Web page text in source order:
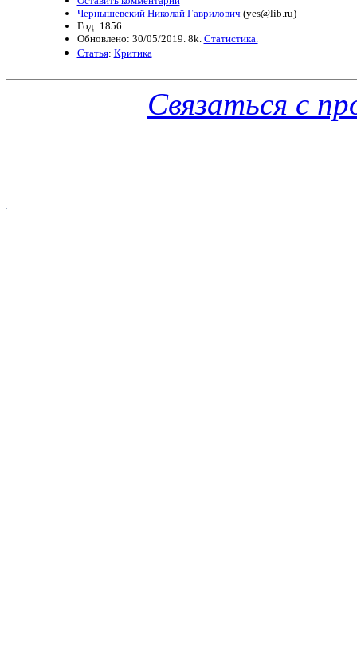
Чернышевский Николай Гаврилович (yes@lib.ru)
Год: 1856
Обновлено: 30/05/2019. 8k. Статистика.
Статья: Критика
Связаться с